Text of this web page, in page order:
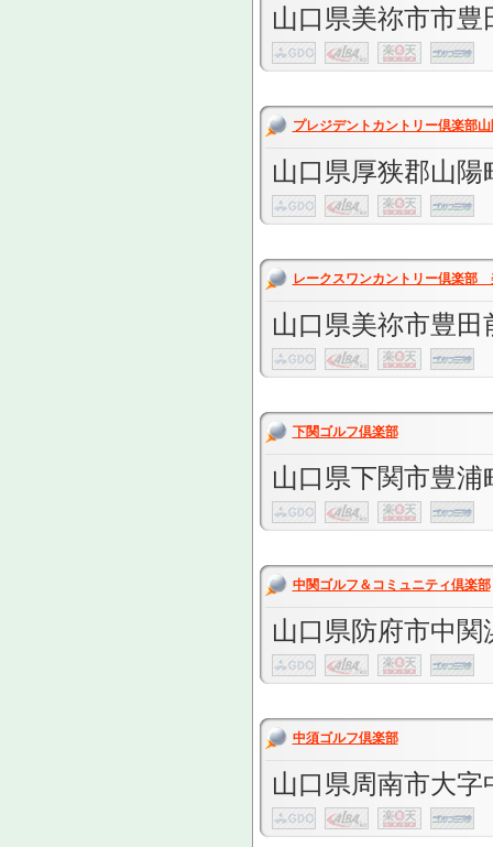
山口県美祢市市豊
プレジデントカントリー倶楽部山
山口県厚狭郡山陽
レークスワンカントリー倶楽部
山口県美祢市豊田
下関ゴルフ倶楽部
山口県下関市豊浦
中関ゴルフ＆コミュニティ倶楽部
山口県防府市中関
中須ゴルフ倶楽部
山口県周南市大字